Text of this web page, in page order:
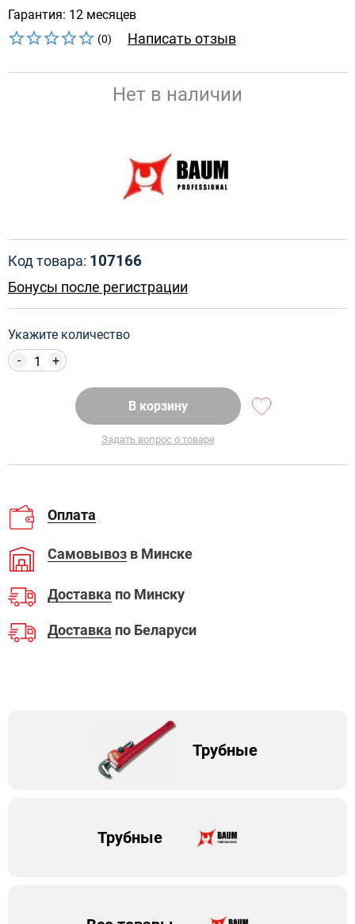
Гарантия: 12 месяцев
(0) Написать отзыв
Нет в наличии
Код товара: 107166
Бонусы после регистрации
Укажите количество
+
-
В корзину
Задать вопрос о товаре
Оплата
Самовывоз в Минске
Доставка по Минску
Доставка по Беларуси
Трубные
Трубные